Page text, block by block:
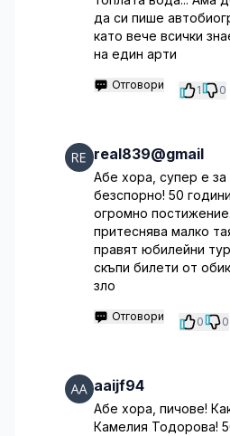
да си пише
като вече всички
на един арти
Отговори 1 0
real839@gmail
Абе хора, супер е за
безспорно! 50
огромно
притеснява малко
правят юбилейни
скъпи билети от
зло
Отговори 0 0
aaijf94
Абе хора, пичове!
Камелия Тодорова!